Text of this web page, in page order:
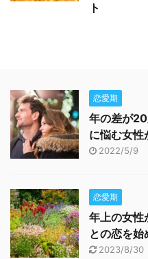
ト
恋愛期
年の差が
に悩む女性
2022/5/9
恋愛期
年上の女性
との恋を始
2023/8/30